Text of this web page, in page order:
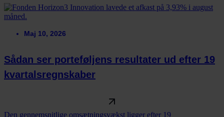
Maj 10, 2026
Sådan ser porteføljens resultater ud efter 19
kvartalsregnskaber
Den gennemsnitlige omsætningsvækst ligger efter 19